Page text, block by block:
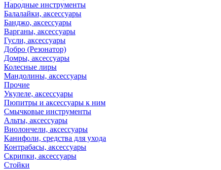
Народные инструменты
Балалайки, аксессуары
Банджо, аксессуары
Варганы, аксессуары
Гусли, аксессуары
Добро (Резонатор)
Домры, аксессуары
Колесные лиры
Мандолины, аксессуары
Прочие
Укулеле, аксессуары
Пюпитры и аксессуары к ним
Смычковые инструменты
Альты, аксессуары
Виолончели, аксессуары
Канифоли, средства для ухода
Контрабасы, аксессуары
Скрипки, аксессуары
Стойки